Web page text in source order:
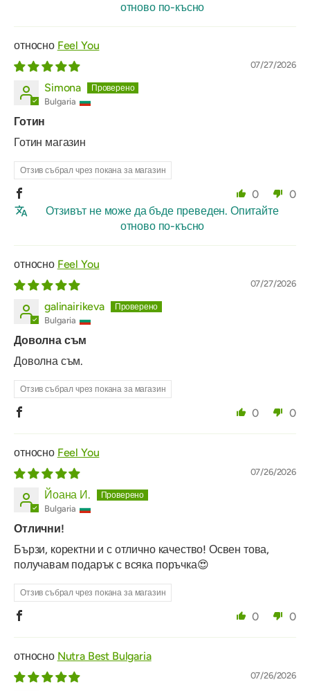
отново по-късно
Feel You
07/27/2026
Simona
Bulgaria
Готин
Готин магазин
Отзив събрал чрез покана за магазин
0
0
Отзивът не може да бъде преведен. Опитайте
отново по-късно
Feel You
07/27/2026
galinairikeva
Bulgaria
Доволна съм
Доволна съм.
Отзив събрал чрез покана за магазин
0 0
Feel You
07/26/2026
Йоана И.
Bulgaria
Отлични!
Бързи, коректни и с отлично качество! Освен това,
получавам подарък с всяка поръчка😍
Отзив събрал чрез покана за магазин
0 0
Nutra Best Bulgaria
07/26/2026